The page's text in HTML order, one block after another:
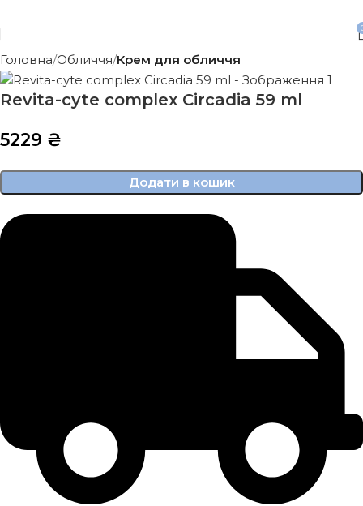
Головна Обличчя Крем для обличчя
Revita-cyte complex Circadia 59 ml
5229 ₴
Додати в кошик